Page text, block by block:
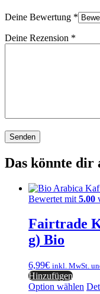
Deine Bewertung *
Deine Rezension *
Das könnte
Bewertet mit 5.00
Fairtrade
g) Bio
6,99€ inkl. MwSt.
Hinzufügen
Option wählen